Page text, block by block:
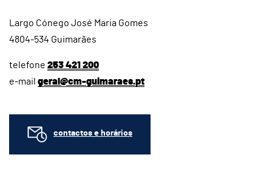
Largo Cónego José Maria Gomes
4804-534 Guimarães
telefone 253 421 200
e-mail geral@cm-guimaraes.pt
contactos e horários